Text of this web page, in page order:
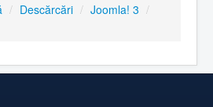
/ Descărcări / Joomla! 3 /